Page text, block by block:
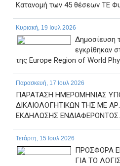
Κατανομή των 45 θέσεων ΤΕ
Κυριακή, 19 Ιουλ 2026
Δημοσίευση
εγκρίθηκαν
της Europe Region of World
Παρασκευή, 17 Ιουλ 2026
ΠΑΡΑΤΑΣΗ ΗΜΕΡΟΜΗΝΙΑΣ
ΔΙΚΑΙΟΛΟΓΗΤΙΚΩΝ ΤΗΣ ΜΕ
ΕΚΔΗΛΩΣΗΣ
Τετάρτη, 15 Ιουλ 2026
ΠΡΟΣΦΟΡΑ
ΓΙΑ ΤΟ